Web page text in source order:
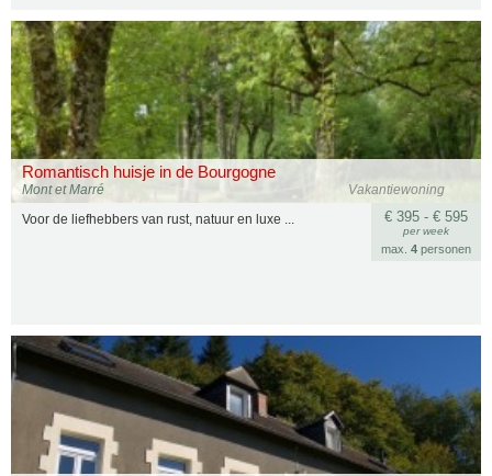
Romantisch huisje in de Bourgogne
Vakantiewoning
Mont et Marré
€ 395 - € 595
per week
max. 4 personen
Voor de liefhebbers van rust, natuur en luxe ...